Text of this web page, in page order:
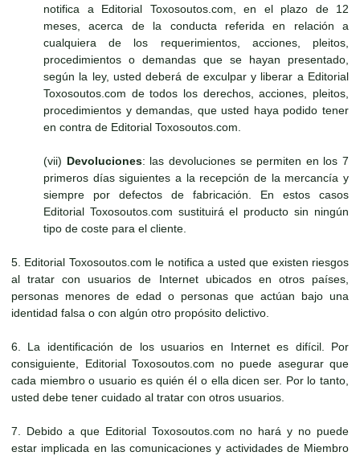
notifica a Editorial Toxosoutos.com, en el plazo de 12
meses, acerca de la conducta referida en relación a
cualquiera de los requerimientos, acciones, pleitos,
procedimientos o demandas que se hayan presentado,
según la ley, usted deberá de exculpar y liberar a Editorial
Toxosoutos.com de todos los derechos, acciones, pleitos,
procedimientos y demandas, que usted haya podido tener
en contra de Editorial Toxosoutos.com.
(vii) Devoluciones: las devoluciones se permiten en los 7
primeros días siguientes a la recepción de la mercancía y
siempre por defectos de fabricación. En estos casos
Editorial Toxosoutos.com sustituirá el producto sin ningún
tipo de coste para el cliente.
5. Editorial Toxosoutos.com le notifica a usted que existen riesgos
al tratar con usuarios de Internet ubicados en otros países,
personas menores de edad o personas que actúan bajo una
identidad falsa o con algún otro propósito delictivo.
6. La identificación de los usuarios en Internet es difícil. Por
consiguiente, Editorial Toxosoutos.com no puede asegurar que
cada miembro o usuario es quién él o ella dicen ser. Por lo tanto,
usted debe tener cuidado al tratar con otros usuarios.
7. Debido a que Editorial Toxosoutos.com no hará y no puede
estar implicada en las comunicaciones y actividades de Miembro